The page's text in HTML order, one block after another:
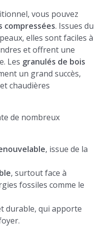
vous pouvez
compressées. Issues du
elles sont faciles à
et offrent une
Les granulés de bois
un grand succès,
chaudières
de nombreux
, issue de la
, surtout face à
fossiles comme le
durable, qui apporte